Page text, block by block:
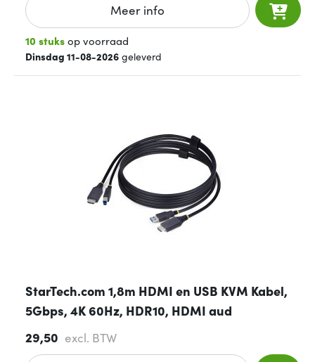
Meer info
10 stuksop voorraad
Dinsdag 11-08-2026 geleverd
StarTech.com 1,8m HDMI en USB KVM Kabel,
5Gbps, 4K 60Hz, HDR10, HDMI aud
29,50 excl. BTW